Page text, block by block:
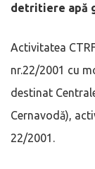
detritiere apă
Activitatea
nr.22/2001 cu
destinat
Cernavodă),
22/2001.